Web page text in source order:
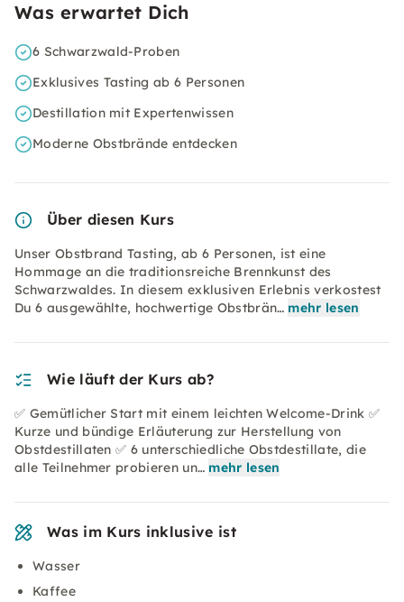
Was erwartet Dich
6 Schwarzwald-Proben
Exklusives Tasting ab 6 Personen
Destillation mit Expertenwissen
Moderne Obstbrände entdecken
Über diesen Kurs
Unser Obstbrand Tasting, ab 6 Personen, ist eine
Hommage an die traditionsreiche Brennkunst des
Schwarzwaldes. In diesem exklusiven Erlebnis verkostest
Du 6 ausgewählte, hochwertige Obstbrän… mehr lesen
Wie läuft der Kurs ab?
✅ Gemütlicher Start mit einem leichten Welcome-Drink ✅
Kurze und bündige Erläuterung zur Herstellung von
Obstdestillaten ✅ 6 unterschiedliche Obstdestillate, die
alle Teilnehmer probieren un… mehr lesen
Was im Kurs inklusive ist
Wasser
Kaffee